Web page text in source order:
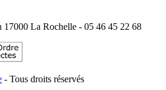
17000 La Rochelle - 05 46 45 22 68
- Tous droits réservés